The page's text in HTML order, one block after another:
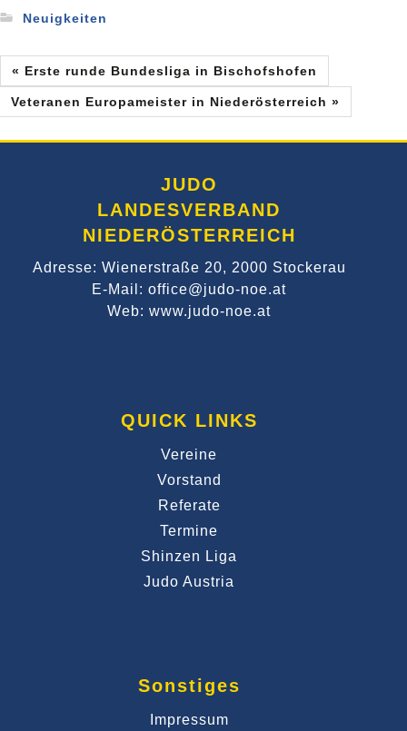
Neuigkeiten
« Erste runde Bundesliga in Bischofshofen
Veteranen Europameister in Niederösterreich »
JUDO
LANDESVERBAND
NIEDERÖSTERREICH
Adresse: Wienerstraße 20, 2000 Stockerau
E-Mail: office@judo-noe.at
Web: www.judo-noe.at
QUICK LINKS
Vereine
Vorstand
Referate
Termine
Shinzen Liga
Judo Austria
Sonstiges
Impressum